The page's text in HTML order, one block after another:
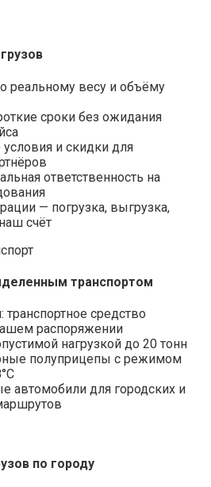
реальному весу и объёму
сроки без ожидания
и скидки для
ответственность на
— погрузка, выгрузка,
счёт
транспортом
транспортное средство
распоряжении
нагрузкой до 20 тонн
полуприцепы с режимом
автомобили для городских и
по городу